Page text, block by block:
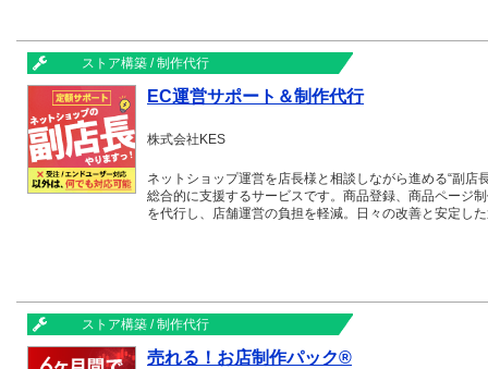
ストア構築 / 制作代行
EC運営サポート＆制作代行
株式会社KES
ネットショップ運営を店長様と相談しながら進める“副店
総合的に支援するサービスです。商品登録、商品ページ
を代行し、店舗運営の負担を軽減。日々の改善と安定し
ストア構築 / 制作代行
売れる！お店制作パック®